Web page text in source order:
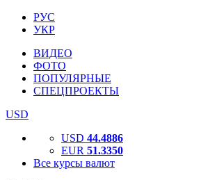
РУС
УКР
ВИДЕО
ФОТО
ПОПУЛЯРНЫЕ
СПЕЦПРОЕКТЫ
USD
USD 44.4886
EUR 51.3350
Все курсы валют